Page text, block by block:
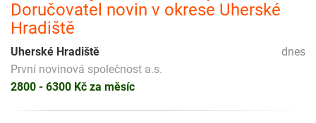
Doručovatel novin v okrese Uherské
Hradiště
dnes
Uherské Hradiště
První novinová společnost a.s.
2800 - 6300 Kč za měsíc